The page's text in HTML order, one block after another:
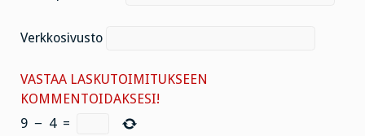
Verkkosivusto
VASTAA LASKUTOIMITUKSEEN
KOMMENTOIDAKSESI!
9 − 4 =